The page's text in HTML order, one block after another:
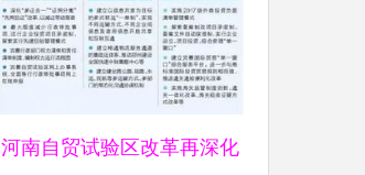
河南自贸试验区改革再深化